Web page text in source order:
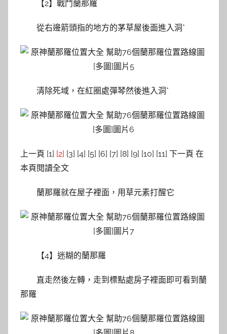
【2】戰鬥蘭那羅
從右邊箭頭指的地方的茅草屋後面進入洞*
清除死域，在紅圈處彈琴然後進入洞*
上一頁 [1] [2] [3] [4] [5] [6] [7] [8] [9] [10] [11] 下一頁 在
本頁閱讀全文
蘭那羅就在屋子裡面，用草元素打醒它
【4】迷糊的蘭那羅
直走然後左轉，走到標點處房子裡面即可看到蘭
那羅